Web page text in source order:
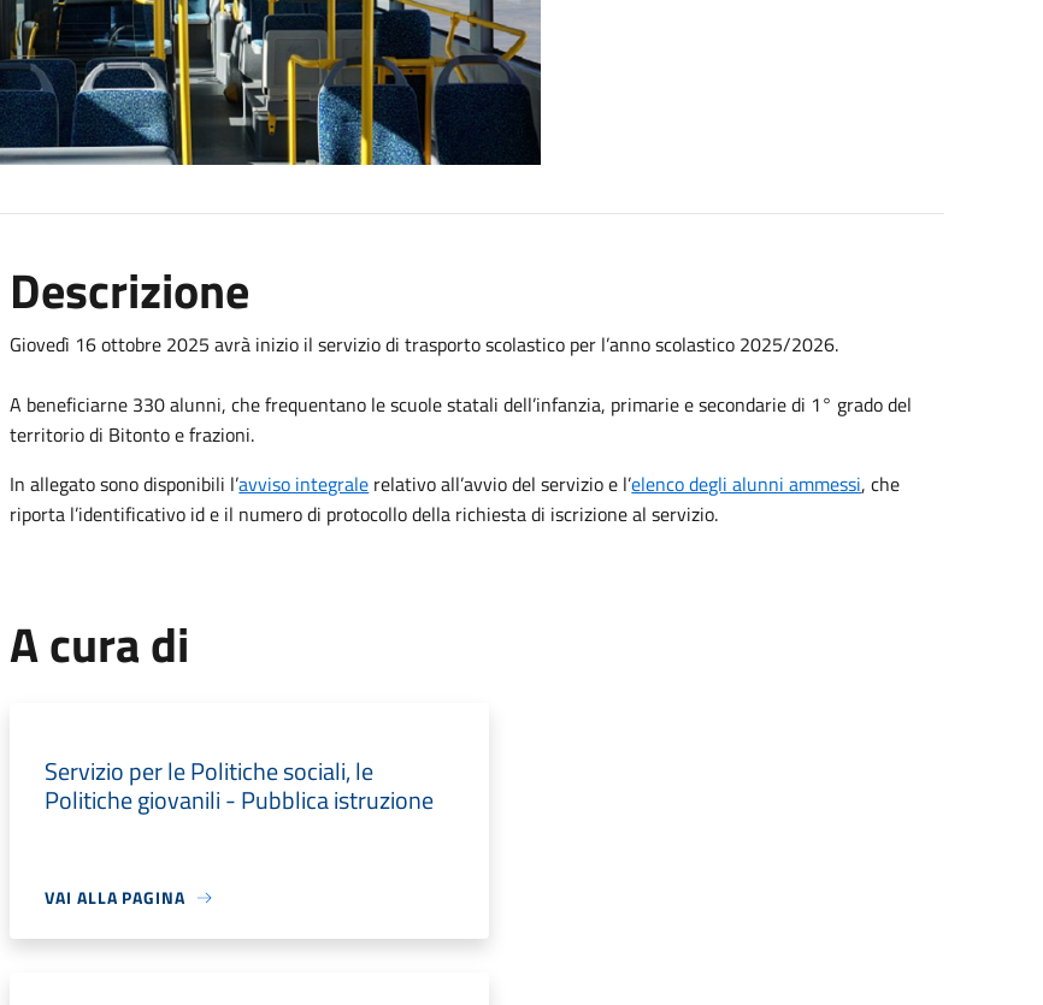
Descrizione
Giovedì 16 ottobre 2025 avrà inizio il servizio di trasporto scolastico per l’anno scolastico 2025/2026.
A beneficiarne 330 alunni, che frequentano le scuole statali dell’infanzia, primarie e secondarie di 1° grado del
territorio di Bitonto e frazioni.
In allegato sono disponibili l’avviso integrale relativo all’avvio del servizio e l’elenco degli alunni ammessi, che
riporta l’identificativo id e il numero di protocollo della richiesta di iscrizione al servizio.
A cura di
Servizio per le Politiche sociali, le
Politiche giovanili - Pubblica istruzione
VAI ALLA PAGINA